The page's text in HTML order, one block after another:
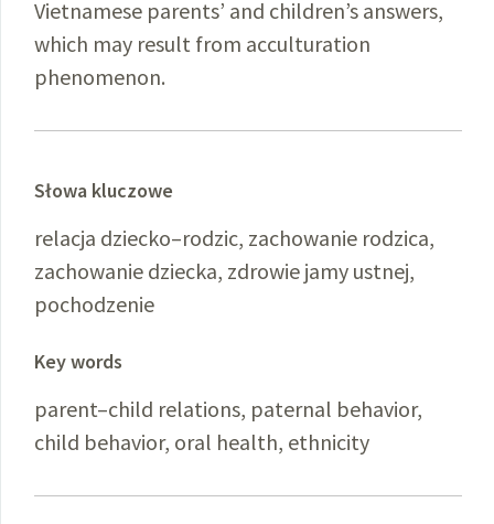
Vietnamese parents’ and children’s answers,
which may result from acculturation
phenomenon.
Słowa kluczowe
relacja dziecko–rodzic, zachowanie rodzica,
zachowanie dziecka, zdrowie jamy ustnej,
pochodzenie
Key words
parent–child relations, paternal behavior,
child behavior, oral health, ethnicity